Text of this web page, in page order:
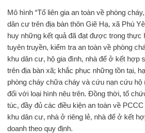
Mô hình “Tổ liên gia an toàn về phòng
dân cư trên địa bàn thôn Giẽ Hạ, xã Phú
huy những kết quả đã đạt được trong thực
tuyên truyền, kiểm tra an toàn về phòng
khu dân cư, hộ gia đình, nhà để ở kết hợp
trên địa bàn xã; khắc phục những tồn tại,
phòng cháy chữa cháy và cứu nạn cứu hộ
đối với loại hình nêu trên. Đồng thời, tổ
túc, đầy đủ các điều kiện an toàn về
khu dân cư, nhà ở riêng lẻ, nhà để ở kết
doanh theo quy định.